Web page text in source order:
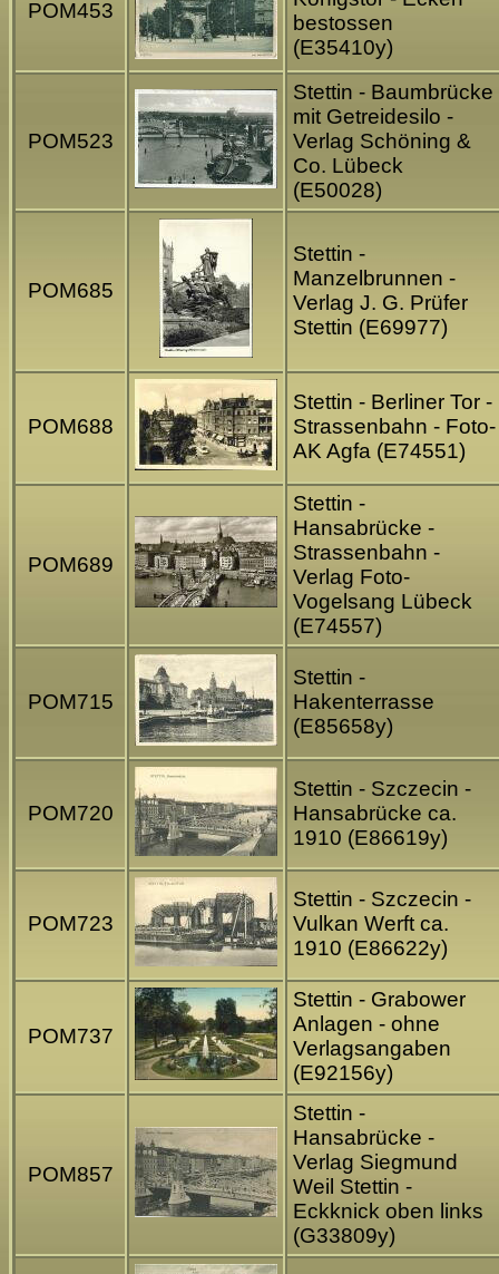
POM453
bestossen
(E35410y)
POM523
Stettin - Baumbrücke
mit Getreidesilo -
Verlag Schöning &
Co. Lübeck
(E50028)
POM685
Stettin -
Manzelbrunnen -
Verlag J. G. Prüfer
Stettin (E69977)
POM688
Stettin - Berliner Tor -
Strassenbahn - Foto-
AK Agfa (E74551)
POM689
Stettin -
Hansabrücke -
Strassenbahn -
Verlag Foto-
Vogelsang Lübeck
(E74557)
POM715
Stettin -
Hakenterrasse
(E85658y)
POM720
Stettin - Szczecin -
Hansabrücke ca.
1910 (E86619y)
POM723
Stettin - Szczecin -
Vulkan Werft ca.
1910 (E86622y)
POM737
Stettin - Grabower
Anlagen - ohne
Verlagsangaben
(E92156y)
POM857
Stettin -
Hansabrücke -
Verlag Siegmund
Weil Stettin -
Eckknick oben links
(G33809y)